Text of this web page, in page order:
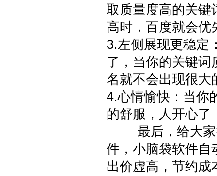
取质量度高的关键
高时，百度就会优
3.左侧展现更稳定
了，当你的关键词
名就不会出现很大
4.心情愉快：当你
的舒服，人开心了
最后，给大家
件，小脑袋软件自
出价虚高，节约成